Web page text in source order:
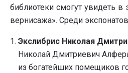
библиотеки смогут увидеть
вернисажа». Среди
Экслибрис Николая
Николай Дмитриевич
из богатейших помещиков